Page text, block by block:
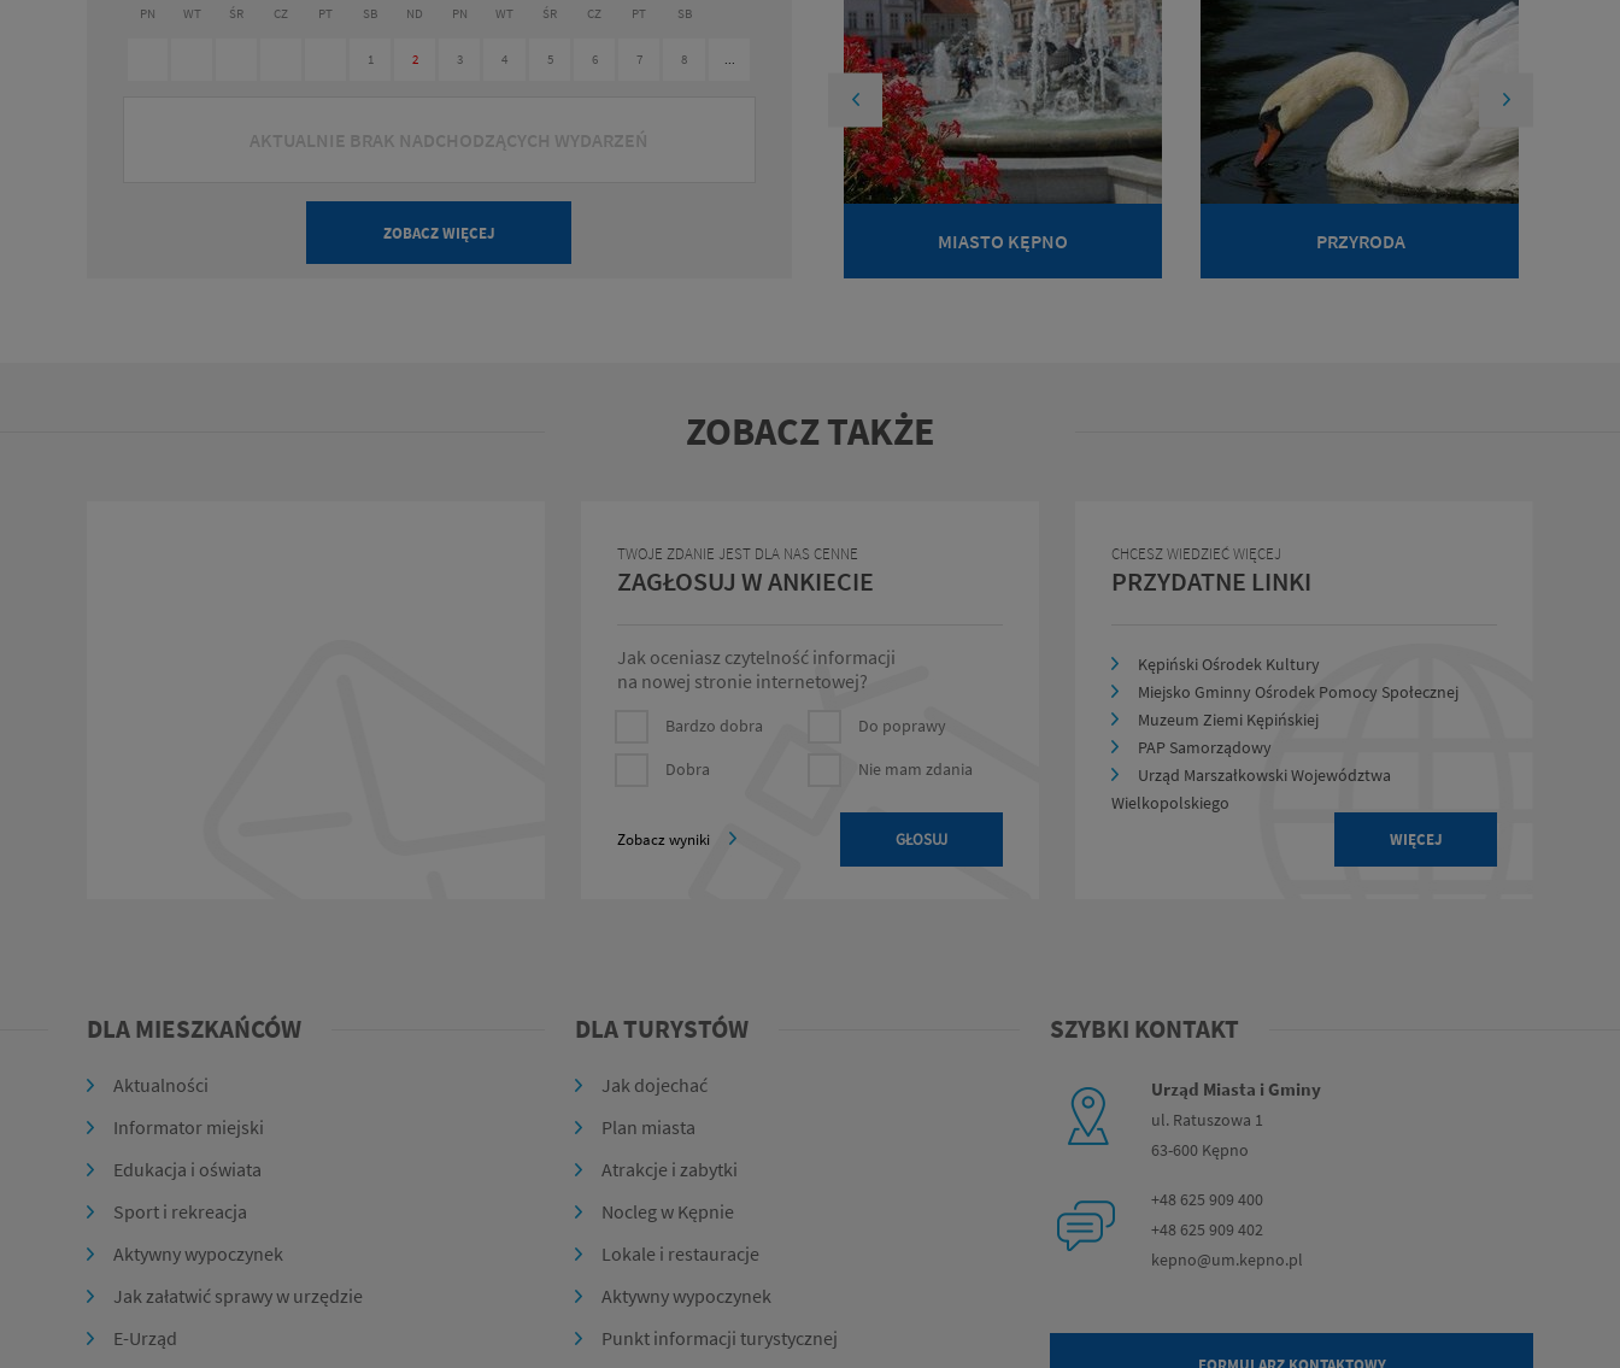
PN WT ŚR CZ PT SB ND PN WT ŚR CZ PT SB
1 2 3 4 5 6 7 8 ...
AKTUALNIE BRAK NADCHODZĄCYCH WYDARZEŃ
ZOBACZ WIĘCEJ MIASTO KĘPNO PRZYRODA
ZOBACZ TAKŻE
TWOJE ZDANIE JEST DLA NAS CENNE
ZAGŁOSUJ W ANKIECIE
Jak oceniasz czytelność informacji
na nowej stronie internetowej?
Bardzo dobra
Dobra
Do poprawy
Nie mam zdania
Zobacz wyniki
CHCESZ WIEDZIEĆ WIĘCEJ
PRZYDATNE LINKI
Kępiński Ośrodek Kultury
Miejsko Gminny Ośrodek Pomocy Społecznej
Muzeum Ziemi Kępińskiej
PAP Samorządowy
Urząd Marszałkowski Województwa
Wielkopolskiego
WIĘCEJ
DLA MIESZKAŃCÓW
Aktualności
Informator miejski
Edukacja i oświata
Sport i rekreacja
Aktywny wypoczynek
Jak załatwić sprawy w urzędzie
E-Urząd
DLA TURYSTÓW
Jak dojechać
Plan miasta
Atrakcje i zabytki
Nocleg w Kępnie
Lokale i restauracje
Aktywny wypoczynek
Punkt informacji turystycznej
SZYBKI KONTAKT
Urząd Miasta i Gminy
ul. Ratuszowa 1
63-600 Kępno
+48 625 909 400
+48 625 909 402
kepno@um.kepno.pl